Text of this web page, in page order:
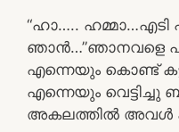
“ഹാ….. ഹമ്മാ…എടി
ഞാൻ…”ഞാനവളെ
എന്നെയും കൊണ്ട്
എന്നെയും
അകലത്തിൽ അവൾ